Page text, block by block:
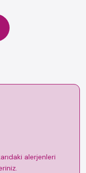
alerjenleri